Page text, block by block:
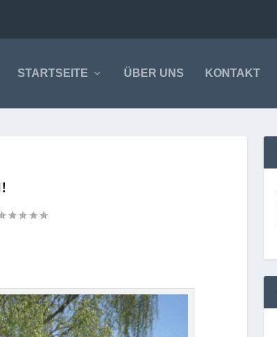
STARTSEITE ÜBER UNS KONTAKT